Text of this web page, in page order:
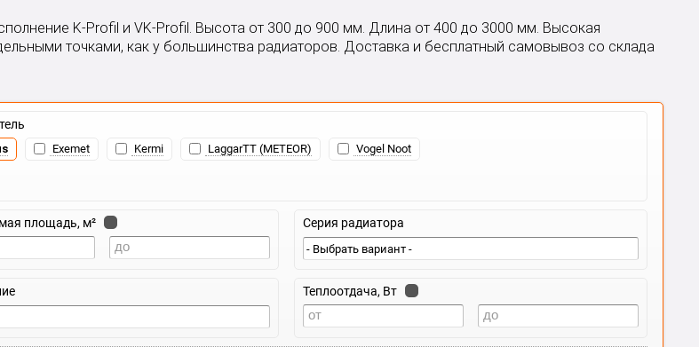
K-Profil и VK-Profil. Высота от 300 до 900 мм. Длина от 400 до 3000 мм. Высокая
точками, как у большинства радиаторов. Доставка и бесплатный самовывоз со склада
Exemet Kermi LaggarTT (METEOR) Vogel Noot
площадь, м² Серия радиатора
Теплоотдача, Вт